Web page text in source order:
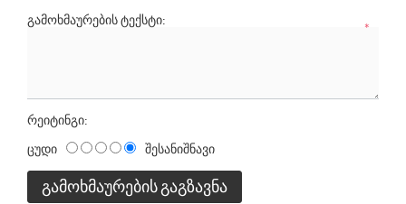
ᲒᲐᲛᲝᲮᲛᲐᲣᲠᲔᲑᲘᲡ ᲢᲔᲥᲡᲢᲘ:
*
რეიტინგი:
ცუდი
შესანიშნავი
ᲒᲐᲛᲝᲮᲛᲐᲣᲠᲔᲑᲘᲡ ᲒᲐᲒᲖᲐᲕᲜᲐ